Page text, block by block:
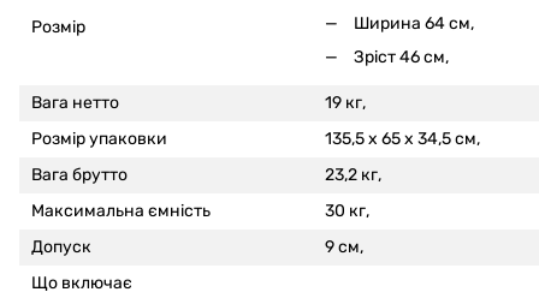
Розмір
Ширина 64 см,
Зріст 46 см,
Вага нетто
19 кг,
Розмір упаковки
135,5 x 65 x 34,5 см,
Вага брутто
23,2 кг,
Максимальна ємність
30 кг,
Допуск
9 см,
Що включає